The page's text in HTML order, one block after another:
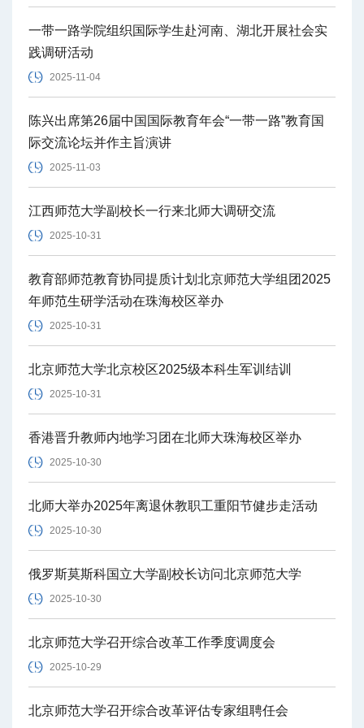
一带一路学院组织国际学生赴河南、湖北开展社会实
践调研活动
2025-11-04
陈兴出席第26届中国国际教育年会“一带一路”教育国
际交流论坛并作主旨演讲
2025-11-03
江西师范大学副校长一行来北师大调研交流
2025-10-31
教育部师范教育协同提质计划北京师范大学组团2025
年师范生研学活动在珠海校区举办
2025-10-31
北京师范大学北京校区2025级本科生军训结训
2025-10-31
香港晋升教师内地学习团在北师大珠海校区举办
2025-10-30
北师大举办2025年离退休教职工重阳节健步走活动
2025-10-30
俄罗斯莫斯科国立大学副校长访问北京师范大学
2025-10-30
北京师范大学召开综合改革工作季度调度会
2025-10-29
北京师范大学召开综合改革评估专家组聘任会